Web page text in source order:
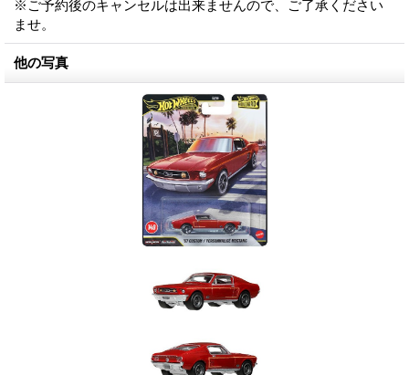
※ご予約後のキャンセルは出来ませんので、ご了承ください
ませ。
他の写真